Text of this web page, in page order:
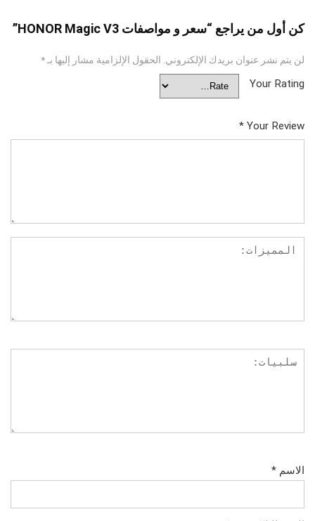
كن أول من يراجع “سعر و مواصفات HONOR Magic V3”
لن يتم نشر عنوان بريدك الإلكتروني. الحقول الإلزامية مشار إليها بـ*
Your Rating
Your Review
*
الاسم *